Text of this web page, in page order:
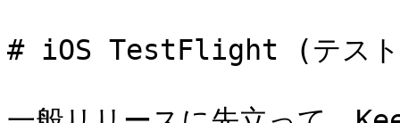
# iOS TestFlight (テスト